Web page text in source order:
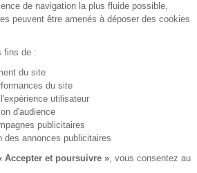
soin de l’ajouter lorsque
du chlore à faible dose,
de ne pas
ou des fouets, afin
un nettoyage au lave-
les tablettes de lave-
peut rendre les rebords